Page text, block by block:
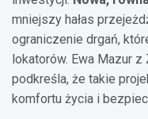
mniejszy hałas
ograniczenie drgań,
lokatorów. Ewa Mazur
podkreśla, że takie
komfortu życia i